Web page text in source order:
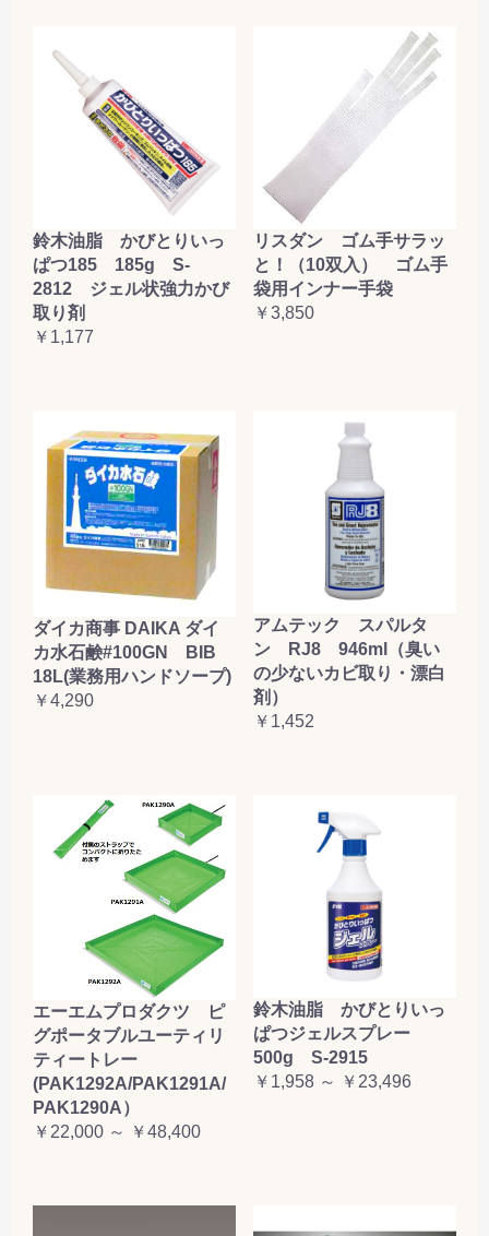
鈴木油脂 かびとりいっ
ぱつ185 185g S-
2812 ジェル状強力かび
取り剤
￥1,177
リスダン ゴム手サラッ
と！（10双入） ゴム手
袋用インナー手袋
￥3,850
ダイカ商事 DAIKA ダイ
カ水石鹸#100GN BIB
18L(業務用ハンドソープ)
￥4,290
アムテック スパルタ
ン RJ8 946ml（臭い
の少ないカビ取り・漂白
剤）
￥1,452
エーエムプロダクツ ピ
グポータブルユーティリ
ティートレー
(PAK1292A/PAK1291A/
PAK1290A）
￥22,000 ～ ￥48,400
鈴木油脂 かびとりいっ
ぱつジェルスプレー
500g S-2915
￥1,958 ～ ￥23,496